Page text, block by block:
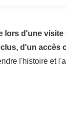
lors d'une
d'un accès
l'histoire et